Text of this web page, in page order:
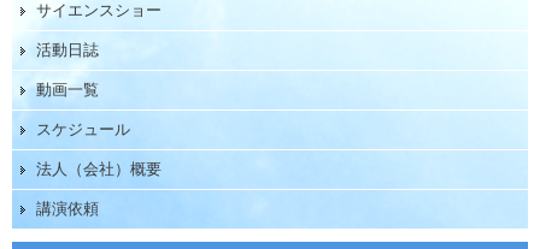
サイエンスショー
活動日誌
動画一覧
スケジュール
法人（会社）概要
講演依頼